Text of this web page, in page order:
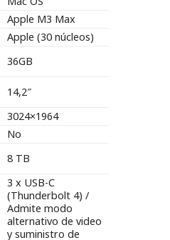
Apple M3 Max
Apple (30 núcleos)
36GB
14,2″
3024×1964
No
8 TB
3 x USB-C
(Thunderbolt 4) /
Admite modo
alternativo de video
y suministro de